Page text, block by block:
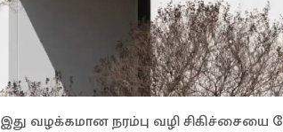
இது வழக்கமான நரம்பு வழி